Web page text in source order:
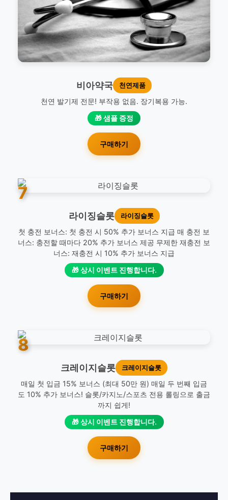
비아약국 천연제품
천연 발기제 전문! 부작용 없음. 장기복용 가능.
🎁 샘플 증정
구매하기
7
라이징슬롯 라이징슬롯
첫 충전 보너스: 첫 충전 시 50% 추가 보너스 지급 매 충전 보
너스: 충전할 때마다 20% 추가 보너스 제공 무제한 재충전 보
너스: 재충전 시 10% 추가 보너스 지급
🎁 상시 이벤트 진행합니다.
구매하기
8
크레이지슬롯 크레이지슬롯
매일 첫 입금 15% 보너스 (최대 50만 원) 매일 두 번째 입금
도 10% 추가 보너스! 슬롯/카지노/스포츠 전용 롤링으로 출금
까지 쉽게!
🎁 상시 이벤트 진행합니다.
구매하기